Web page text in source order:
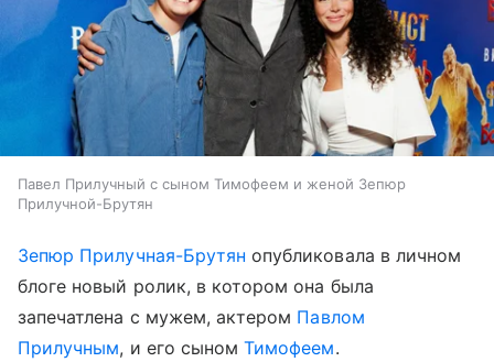
Павел Прилучный с сыном Тимофеем и женой Зепюр
Прилучной-Брутян
Зепюр Прилучная-Брутян опубликовала в личном
блоге новый ролик, в котором она была
запечатлена с мужем, актером Павлом
Прилучным, и его сыномТимофеем.